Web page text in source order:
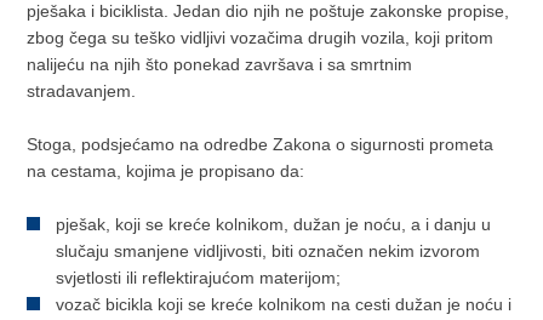
pješaka i biciklista. Jedan dio njih ne poštuje zakonske propise,
zbog čega su teško vidljivi vozačima drugih vozila, koji pritom
nalijeću na njih što ponekad završava i sa smrtnim
stradavanjem.
Stoga, podsjećamo na odredbe Zakona o sigurnosti prometa
na cestama, kojima je propisano da:
pješak, koji se kreće kolnikom, dužan je noću, a i danju u
slučaju smanjene vidljivosti, biti označen nekim izvorom
svjetlosti ili reflektirajućom materijom;
vozač bicikla koji se kreće kolnikom na cesti dužan je noću i